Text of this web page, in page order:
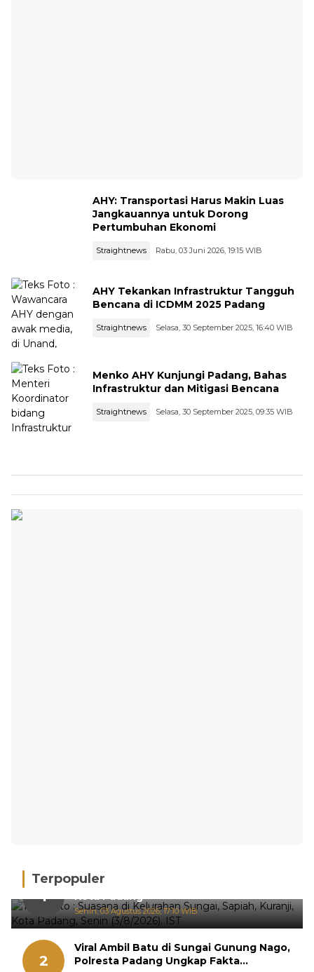
AHY: Transportasi Harus Makin Luas
Jangkauannya untuk Dorong
Pertumbuhan Ekonomi
Straightnews Rabu, 03 Juni 2026, 19:15 WIB
AHY Tekankan Infrastruktur Tangguh
Bencana di ICDMM 2025 Padang
Straightnews Selasa, 30 September 2025, 16:40 WIB
Menko AHY Kunjungi Padang, Bahas
Infrastruktur dan Mitigasi Bencana
Straightnews Selasa, 30 September 2025, 09:35 WIB
Terpopuler
1
Hujan Deras, 15 Titik Banjir Terdeteksi di
Kota Padang
Senin, 03 Agustus 2026, 17:10 WIB
2
Viral Ambil Batu di Sungai Gunung Nago,
Polresta Padang Ungkap Fakta